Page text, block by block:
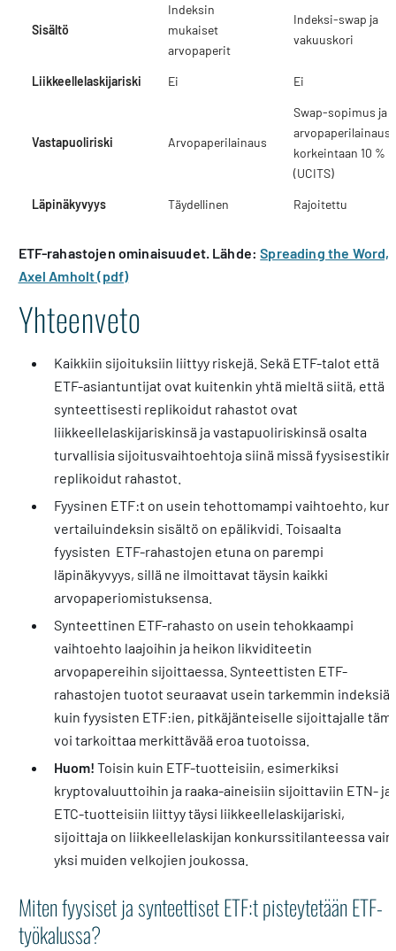
Sisältö
Indeksin
mukaiset
arvopaperit
Indeksi-swap ja
vakuuskori
Liikkeellelaskijariski Ei Ei
Vastapuoliriski Arvopaperilainaus
Swap-sopimus ja
arvopaperilainaus,
korkeintaan 10 %
(UCITS)
Läpinäkyvyys Täydellinen Rajoitettu
ETF-rahastojen ominaisuudet. Lähde:Spreading the Word,
Axel Amholt (pdf)
Yhteenveto
Kaikkiin sijoituksiin liittyy riskejä. Sekä ETF-talot että
ETF-asiantuntijat ovat kuitenkin yhtä mieltä siitä, että
synteettisesti replikoidut rahastot ovat
liikkeellelaskijariskinsä ja vastapuoliriskinsä osalta
turvallisia sijoitusvaihtoehtoja siinä missä fyysisestikin
replikoidut rahastot.
Fyysinen ETF:t on usein tehottomampi vaihtoehto, kun
vertailuindeksin sisältö on epälikvidi. Toisaalta
fyysisten ETF-rahastojen etuna on parempi
läpinäkyvyys, sillä ne ilmoittavat täysin kaikki
arvopaperiomistuksensa.
Synteettinen ETF-rahasto on usein tehokkaampi
vaihtoehto laajoihin ja heikon likviditeetin
arvopapereihin sijoittaessa. Synteettisten ETF-
rahastojen tuotot seuraavat usein tarkemmin indeksiä
kuin fyysisten ETF:ien, pitkäjänteiselle sijoittajalle
voi tarkoittaa merkittävää eroa tuotoissa.
Huom! Toisin kuin ETF-tuotteisiin, esimerkiksi
kryptovaluuttoihin ja raaka-aineisiin sijoittaviin ETN- ja
ETC-tuotteisiin liittyy täysi liikkeellelaskijariski,
sijoittaja on liikkeellelaskijan konkurssitilanteessa vain
yksi muiden velkojien joukossa.
Miten fyysiset ja synteettiset ETF:t pisteytetään ETF-
työkalussa?